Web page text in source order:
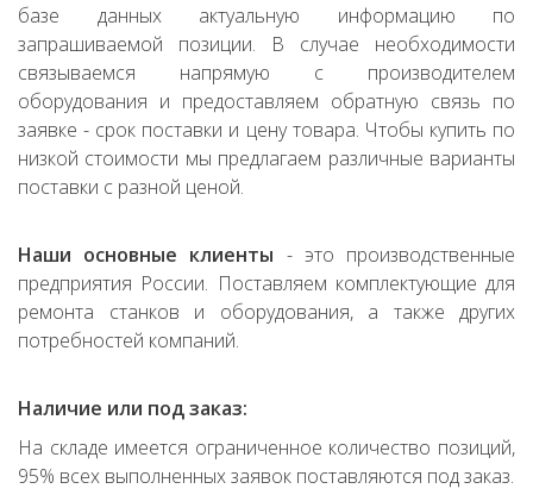
базе данных актуальную информацию по
запрашиваемой позиции. В случае необходимости
связываемся напрямую с производителем
оборудования и предоставляем обратную связь по
заявке - срок поставки и цену товара. Чтобы купить по
низкой стоимости мы предлагаем различные варианты
поставки с разной ценой.
Наши основные клиенты - это производственные
предприятия России. Поставляем комплектующие для
ремонта станков и оборудования, а также других
потребностей компаний.
Наличие или под заказ:
На складе имеется ограниченное количество позиций,
95% всех выполненных заявок поставляются под заказ.